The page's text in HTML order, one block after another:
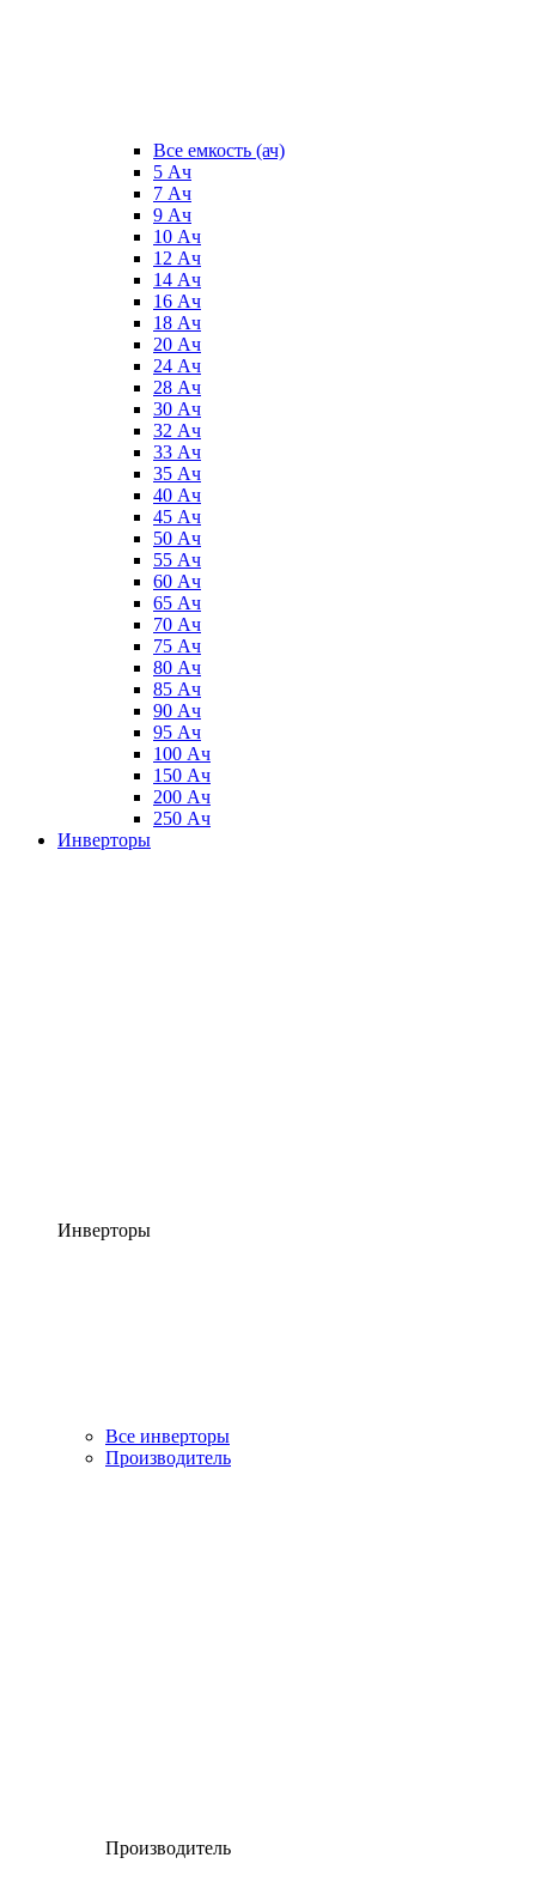
Все емкость (ач)
5 Ач
7 Ач
9 Ач
10 Ач
12 Ач
14 Ач
16 Ач
18 Ач
20 Ач
24 Ач
28 Ач
30 Ач
32 Ач
33 Ач
35 Ач
40 Ач
45 Ач
50 Ач
55 Ач
60 Ач
65 Ач
70 Ач
75 Ач
80 Ач
85 Ач
90 Ач
95 Ач
100 Ач
150 Ач
200 Ач
250 Ач
Инверторы
Инверторы
Все инверторы
Производитель
Производитель